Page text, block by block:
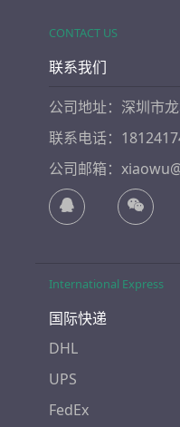
CONTACT US
联系我们
公司地址：深圳市
联系电话：
公司邮箱：
International Express
国际快递
DHL
UPS
FedEx